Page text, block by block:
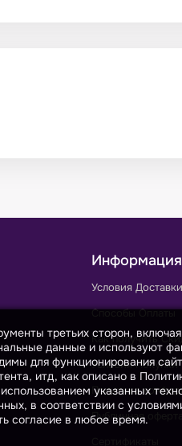
Информация
Условия Доставки
Способы Оплаты
Как получить
Условия Покупки
Политика
Публичная оферта
третьих сторон,
данные и используют
для функционирования
итд, как описано в
указанных
в соответствии с
согласие в любое время.